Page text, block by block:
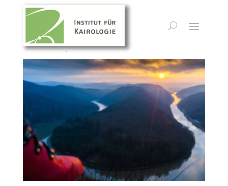
Kairos Inspirationen 2024/#20